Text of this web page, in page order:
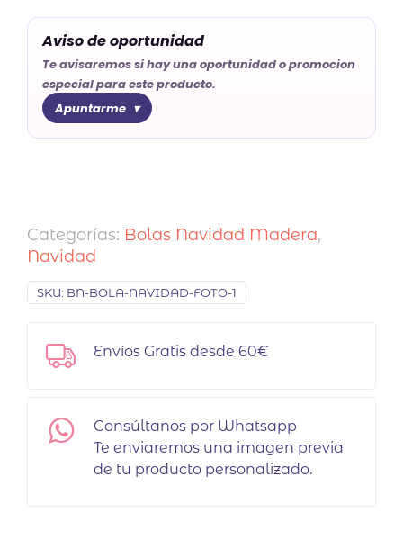
Aviso de oportunidad
Te avisaremos si hay una oportunidad o promocion
especial para este producto.
Apuntarme
Categorías: Bolas Navidad Madera,
Navidad
SKU: BN-BOLA-NAVIDAD-FOTO-1
Envíos Gratis desde 60€
Consúltanos por Whatsapp
Te enviaremos una imagen previa
de tu producto personalizado.